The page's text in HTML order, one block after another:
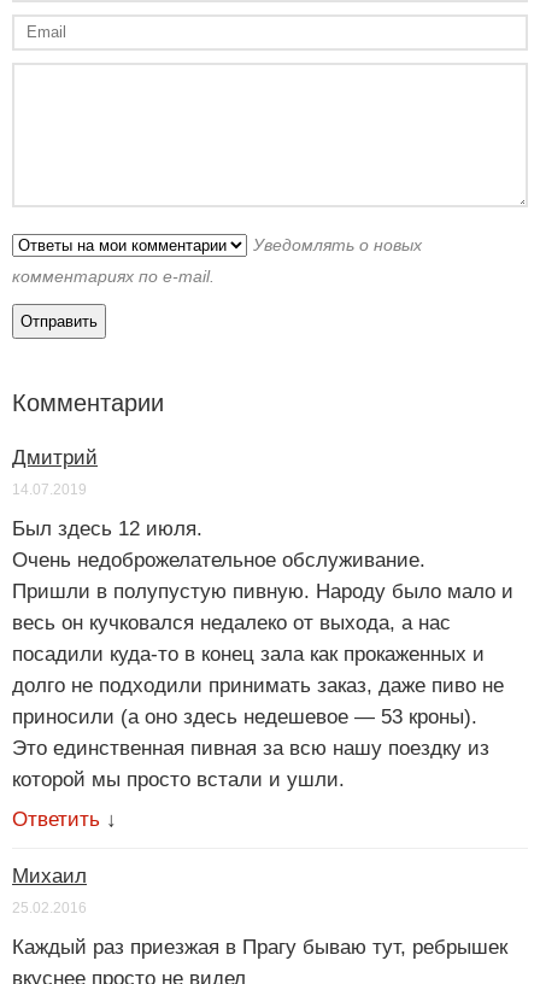
Уведомлять о новых
комментариях по e-mail.
Комментарии
Дмитрий
14.07.2019
Был здесь 12 июля.
Очень недоброжелательное обслуживание.
Пришли в полупустую пивную. Народу было мало и
весь он кучковался недалеко от выхода, а нас
посадили куда-то в конец зала как прокаженных и
долго не подходили принимать заказ, даже пиво не
приносили (а оно здесь недешевое — 53 кроны).
Это единственная пивная за всю нашу поездку из
которой мы просто встали и ушли.
Ответить ↓
Михаил
25.02.2016
Каждый раз приезжая в Прагу бываю тут, ребрышек
вкуснее просто не видел